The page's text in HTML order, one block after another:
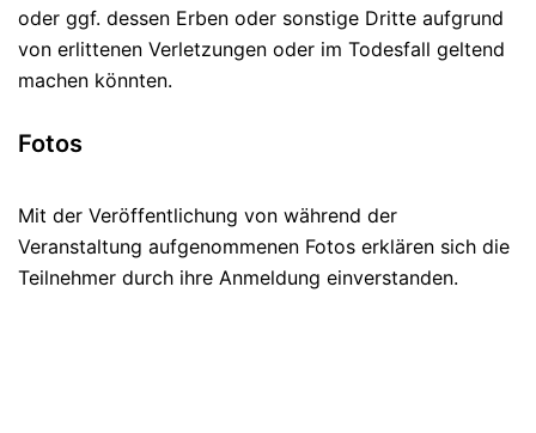
oder ggf. dessen Erben oder sonstige Dritte aufgrund
von erlittenen Verletzungen oder im Todesfall geltend
machen könnten.
Fotos
Mit der Veröffentlichung von während der
Veranstaltung aufgenommenen Fotos erklären sich die
Teilnehmer durch ihre Anmeldung einverstanden.